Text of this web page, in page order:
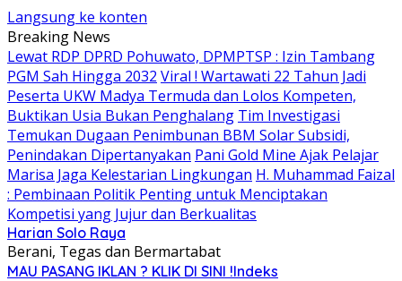
Langsung ke konten
Breaking News
Lewat RDP DPRD Pohuwato, DPMPTSP : Izin Tambang
PGM Sah Hingga 2032 Viral ! Wartawati 22 Tahun Jadi
Peserta UKW Madya Termuda dan Lolos Kompeten,
Buktikan Usia Bukan Penghalang Tim Investigasi
Temukan Dugaan Penimbunan BBM Solar Subsidi,
Penindakan Dipertanyakan Pani Gold Mine Ajak Pelajar
Marisa Jaga Kelestarian Lingkungan H. Muhammad Faizal
: Pembinaan Politik Penting untuk Menciptakan
Kompetisi yang Jujur dan Berkualitas
Harian Solo Raya
Berani, Tegas dan Bermartabat
MAU PASANG IKLAN ? KLIK DI SINI !Indeks